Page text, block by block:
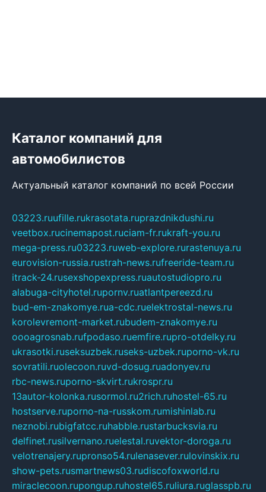
Каталог компаний для
автомобилистов
Актуальный каталог компаний по всей России
03223.ruufille.rukrasotata.ruprazdnikdushi.ru
veetbox.rucinemapost.ruciam-fr.rukraft-you.ru
mega-press.ru03223.ruweb-explore.rurastenuya.ru
eurovision-russia.rustrah-news.rufreeride-team.ru
itrack-24.rusexshopexpress.ruautostudiopro.ru
alabuga-cityhotel.rupornv.ruatlantpereezd.ru
bud-em-znakomye.rua-cdc.ruelektrostal-news.ru
korolevremont-market.rubudem-znakomye.ru
oooagrosnab.rufpodaso.ruemfire.rupro-otdelky.ru
ukrasotki.ruseksuzbek.ruseks-uzbek.ruporno-vk.ru
sovratili.ruolecoon.ruvd-dosug.ruadonyev.ru
rbc-news.ruporno-skvirt.rukrospr.ru
13autor-kolonka.rusormol.ru2rich.ruhostel-65.ru
hostserve.ruporno-na-russkom.rumishinlab.ru
neznobi.rubigfatcc.ruhabble.rustarbucksvia.ru
delfinet.rusilvernano.ruelestal.ruvektor-doroga.ru
velotrenajery.rupronso54.rulenasever.rulovinskix.ru
show-pets.rusmartnews03.rudiscofoxworld.ru
miraclecoon.rupongup.ruhostel65.ruliura.ruglasspb.ru